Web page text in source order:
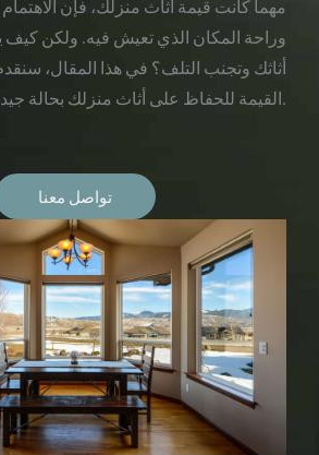
مهما كانت قيمة أثاث منزلك، فإن
وراحة المكان الذي تعيش فيه. ولكن
أثاثك وتجنب التلف؟ في هذا المقال،
القيمة للحفاظ على أثاث منزلك بحالة جيدة وتجنب التلف.
تواصل معنا